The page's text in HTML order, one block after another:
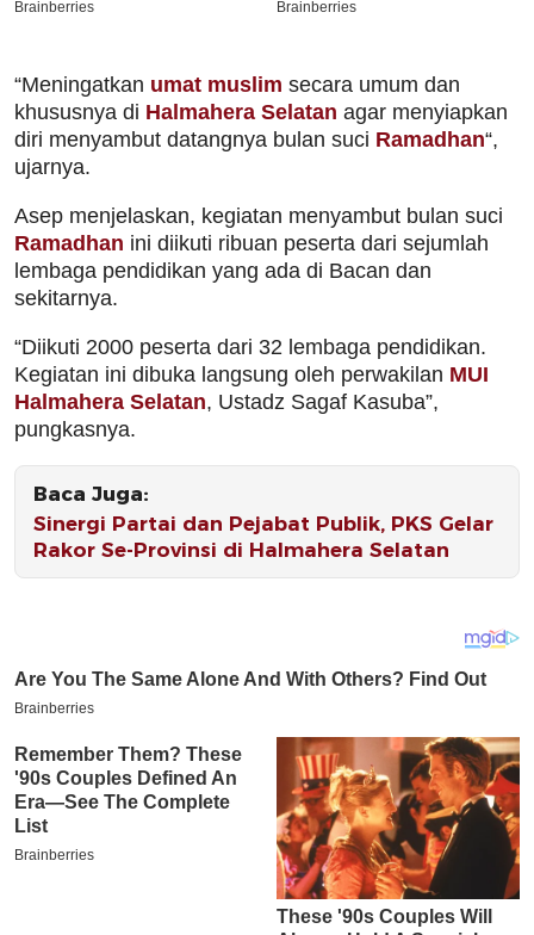
“Meningatkan umat muslim secara umum dan
khususnya di Halmahera Selatan agar menyiapkan
diri menyambut datangnya bulan suci Ramadhan“,
ujarnya.
Asep menjelaskan, kegiatan menyambut bulan suci
Ramadhan ini diikuti ribuan peserta dari sejumlah
lembaga pendidikan yang ada di Bacan dan
sekitarnya.
“Diikuti 2000 peserta dari 32 lembaga pendidikan.
Kegiatan ini dibuka langsung oleh perwakilan MUI
Halmahera Selatan, Ustadz Sagaf Kasuba”,
pungkasnya.
Baca Juga:
Sinergi Partai dan Pejabat Publik, PKS Gelar
Rakor Se-Provinsi di Halmahera Selatan